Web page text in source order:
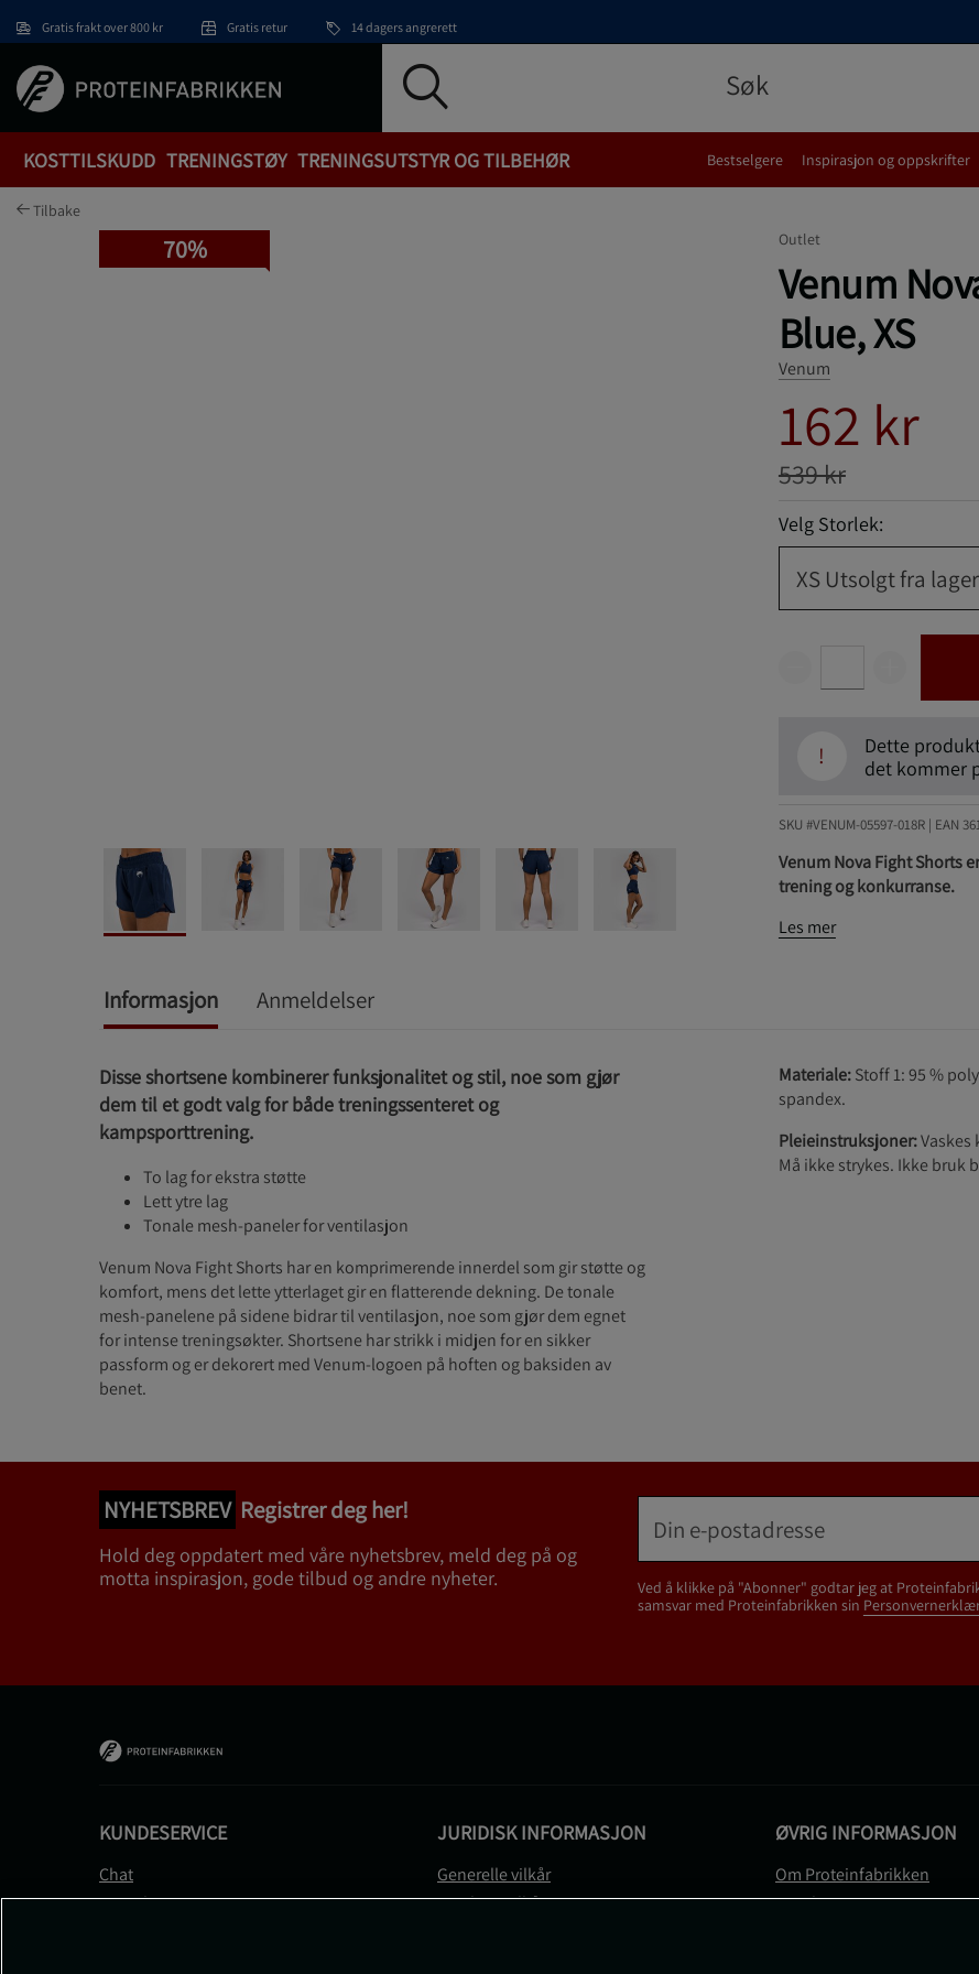
Gratis frakt over 800 kr Gratis retur 14 dagers angrerett
KOSTTILSKUDD TRENINGSTØY TRENINGSUTSTYR OG TILBEHØR Bestselgere Inspirasjon og oppskrifter
Tilbake
70% Outlet
Venum
Blue, XS
Venum
162 kr
539 kr
Velg Storlek:
XS Utsolgt fra lager
!
Dette
det kommer
SKU #VENUM-05597-018R | EAN
Venum Nova Fight Shorts
trening og konkurranse.
Les mer
Informasjon Anmeldelser
Disse shortsene kombinerer funksjonalitet og stil, noe som gjør
dem til et godt valg for både treningssenteret og
kampsporttrening.
To lag for ekstra støtte
Lett ytre lag
Tonale mesh-paneler for ventilasjon
Venum Nova Fight Shorts har en komprimerende innerdel som gir støtte og
komfort, mens det lette ytterlaget gir en flatterende dekning. De tonale
mesh-panelene på sidene bidrar til ventilasjon, noe som gjør dem egnet
for intense treningsøkter. Shortsene har strikk i midjen for en sikker
passform og er dekorert med Venum-logoen på hoften og baksiden av
benet.
Materiale:Stoff 1: 95 %
spandex.
Pleieinstruksjoner:Vaskes
Må ikke strykes. Ikke bruk
NYHETSBREV Registrer deg her!
Hold deg oppdatert med våre nyhetsbrev, meld deg på og
motta inspirasjon, gode tilbud og andre nyheter.
Ved å klikke på "Abonner" godtar jeg at
samsvar med Proteinfabrikken sin
KUNDESERVICE
Chat
Kontakt
JURIDISK INFORMASJON
Generelle vilkår
Betalingsvilkår
ØVRIG INFORMASJON
Om Proteinfabrikken
Gavekort